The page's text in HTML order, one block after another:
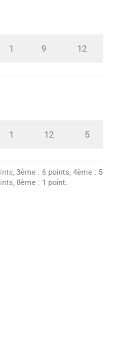
1 9 12
1 12 5
3ème : 6 points, 4ème : 5
8ème : 1 point.